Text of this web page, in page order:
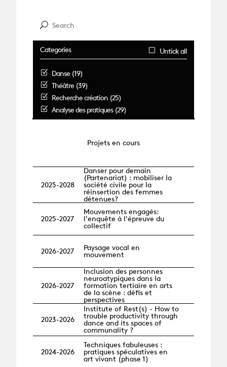
Categories Untick all
Danse (19)
Théâtre (39)
Recherche création (25)
Analyse des pratiques (29)
Projets en cours
2025-2028
Danser pour demain
(Partenariat) : mobiliser la
société civile pour la
réinsertion des femmes
détenues?
2025-2027
Mouvements engagés:
l'enquête à l'épreuve du
collectif
2026-2027
Paysage vocal en
mouvement
2026-2027
Inclusion des personnes
neuroatypiques dans la
formation tertiaire en arts
de la scène : défis et
perspectives
2023-2026
Institute of Rest(s) - How to
trouble productivity through
dance and its spaces of
communality ?
2024-2026
Techniques fabuleuses :
pratiques spéculatives en
art vivant (phase 1)